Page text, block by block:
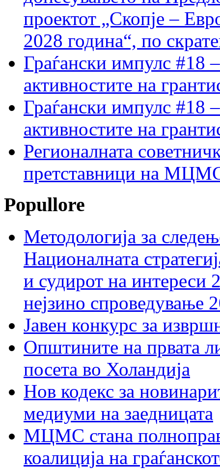
проектот „Скопје –
2028 година“, по
Граѓански импулс #18
активностите на
Граѓански импулс #18
активностите на
Регионалната
претставници на МЦМС
Popullore
Методологија за
Националната
и судирот на интереси
нејзино спроведување
Јавен конкурс за
Општините на првата
посета во Холандија
Нов кодекс за
медиуми на заедницата
МЦМС стана
коалиција на